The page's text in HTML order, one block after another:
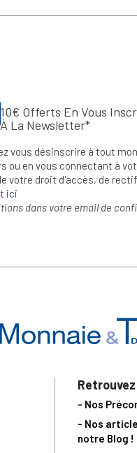
10€ Offerts En Vous
À La Newsletter*
vous désinscrire à tout
ou en vous connectant à
votre droit d'accès, de
ici
dans votre email de
- Nos
- Nos
notre Blog !